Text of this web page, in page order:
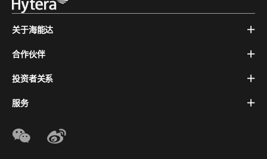
关于海能达
合作伙伴
投资者关系
服务